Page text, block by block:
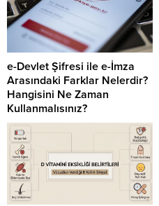
e-Devlet Şifresi ile e-İmza
Arasındaki Farklar Nelerdir?
Hangisini Ne Zaman
Kullanmalısınız?